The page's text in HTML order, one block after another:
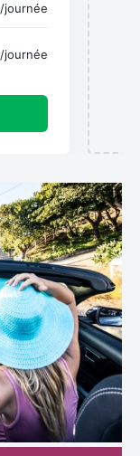
/journée
/journée